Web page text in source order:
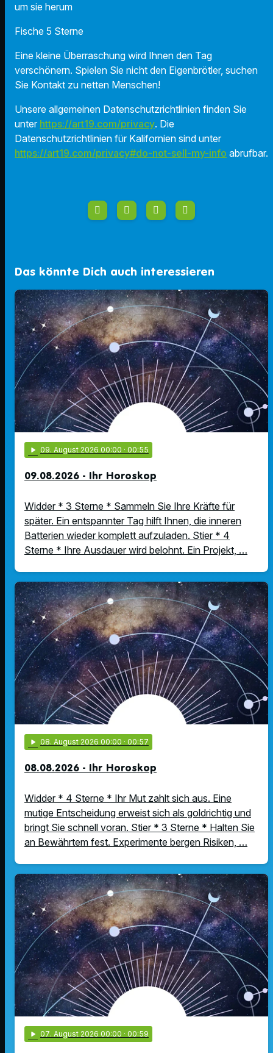
um sie herum
Fische 5 Sterne
Eine kleine Überraschung wird Ihnen den Tag
verschönern. Spielen Sie nicht den Eigenbrötler, suchen
Sie Kontakt zu netten Menschen!
Unsere allgemeinen Datenschutzrichtlinien finden Sie
unter https://art19.com/privacy. Die
Datenschutzrichtlinien für Kalifornien sind unter
https://art19.com/privacy#do-not-sell-my-info abrufbar.
Das könnte Dich auch interessieren
play_arrow 09. August 2026 00:00 · 00:55
09.08.2026 - Ihr Horoskop
Widder * 3 Sterne * Sammeln Sie Ihre Kräfte für
später. Ein entspannter Tag hilft Ihnen, die inneren
Batterien wieder komplett aufzuladen. Stier * 4
Sterne * Ihre Ausdauer wird belohnt. Ein Projekt, …
play_arrow 08. August 2026 00:00 · 00:57
08.08.2026 - Ihr Horoskop
Widder * 4 Sterne * Ihr Mut zahlt sich aus. Eine
mutige Entscheidung erweist sich als goldrichtig und
bringt Sie schnell voran. Stier * 3 Sterne * Halten Sie
an Bewährtem fest. Experimente bergen Risiken, …
play_arrow 07. August 2026 00:00 · 00:59